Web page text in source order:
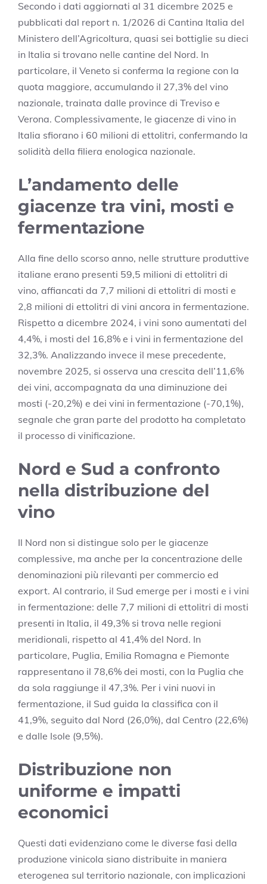
Secondo i dati aggiornati al 31 dicembre 2025 e
pubblicati dal report n. 1/2026 di Cantina Italia del
Ministero dell’Agricoltura, quasi sei bottiglie su dieci
in Italia si trovano nelle cantine del Nord. In
particolare, il Veneto si conferma la regione con la
quota maggiore, accumulando il 27,3% del vino
nazionale, trainata dalle province di Treviso e
Verona. Complessivamente, le giacenze di vino in
Italia sfiorano i 60 milioni di ettolitri, confermando la
solidità della filiera enologica nazionale.
L’andamento delle
giacenze tra vini, mosti e
fermentazione
Alla fine dello scorso anno, nelle strutture produttive
italiane erano presenti 59,5 milioni di ettolitri di
vino, affiancati da 7,7 milioni di ettolitri di mosti e
2,8 milioni di ettolitri di vini ancora in fermentazione.
Rispetto a dicembre 2024, i vini sono aumentati del
4,4%, i mosti del 16,8% e i vini in fermentazione del
32,3%. Analizzando invece il mese precedente,
novembre 2025, si osserva una crescita dell’11,6%
dei vini, accompagnata da una diminuzione dei
mosti (-20,2%) e dei vini in fermentazione (-70,1%),
segnale che gran parte del prodotto ha completato
il processo di vinificazione.
Nord e Sud a confronto
nella distribuzione del
vino
Il Nord non si distingue solo per le giacenze
complessive, ma anche per la concentrazione delle
denominazioni più rilevanti per commercio ed
export. Al contrario, il Sud emerge per i mosti e i vini
in fermentazione: delle 7,7 milioni di ettolitri di mosti
presenti in Italia, il 49,3% si trova nelle regioni
meridionali, rispetto al 41,4% del Nord. In
particolare, Puglia, Emilia Romagna e Piemonte
rappresentano il 78,6% dei mosti, con la Puglia che
da sola raggiunge il 47,3%. Per i vini nuovi in
fermentazione, il Sud guida la classifica con il
41,9%, seguito dal Nord (26,0%), dal Centro (22,6%)
e dalle Isole (9,5%).
Distribuzione non
uniforme e impatti
economici
Questi dati evidenziano come le diverse fasi della
produzione vinicola siano distribuite in maniera
eterogenea sul territorio nazionale, con implicazioni